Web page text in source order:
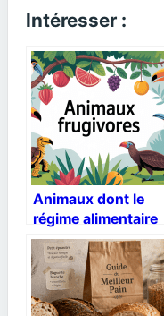
Intéresser :
Animaux dont le
régime alimentaire
est constitué de
fruits : exemples et
explications